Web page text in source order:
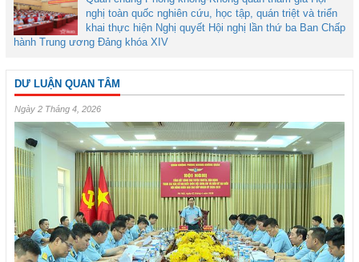
nghị toàn quốc nghiên cứu, học tập, quán triệt và triển
khai thực hiện Nghị quyết Hội nghị lần thứ ba Ban Chấp
hành Trung ương Đảng khóa XIV
DƯ LUẬN QUAN TÂM
Ngày 2 Tháng 4, 2026